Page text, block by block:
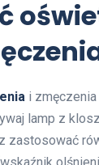
i
lamp z